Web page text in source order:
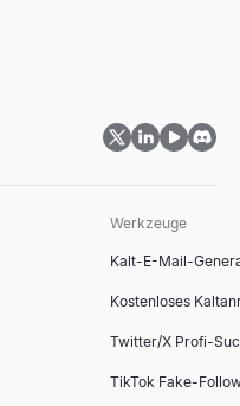
Werkzeuge
Kalt-E-Mail-
Kostenloses
Twitter/X Profi-
TikTok Fake-